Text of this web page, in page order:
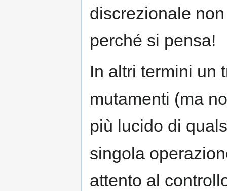
discrezionale
perché si pensa!
In altri termini un
mutamenti (ma
più lucido di
singola
attento al